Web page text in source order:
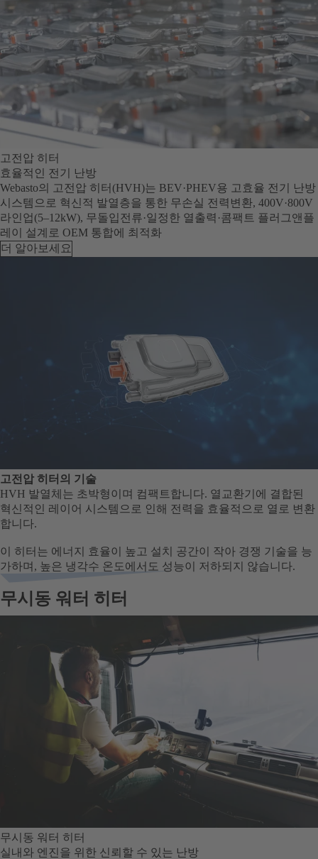
고전압 히터
효율적인 전기 난방
Webasto의 고전압 히터(HVH)는 BEV·PHEV용 고효율 전기 난방
시스템으로 혁신적 발열층을 통한 무손실 전력변환, 400V·800V
라인업(5–12kW), 무돌입전류·일정한 열출력·콤팩트 플러그앤플
레이 설계로 OEM 통합에 최적화
더 알아보세요
고전압 히터의 기술
HVH 발열체는 초박형이며 컴팩트합니다. 열교환기에 결합된
혁신적인 레이어 시스템으로 인해 전력을 효율적으로 열로 변환
합니다.
이 히터는 에너지 효율이 높고 설치 공간이 작아 경쟁 기술을 능
가하며, 높은 냉각수 온도에서도 성능이 저하되지 않습니다.
무시동 워터 히터
무시동 워터 히터
실내와 엔진을 위한 신뢰할 수 있는 난방